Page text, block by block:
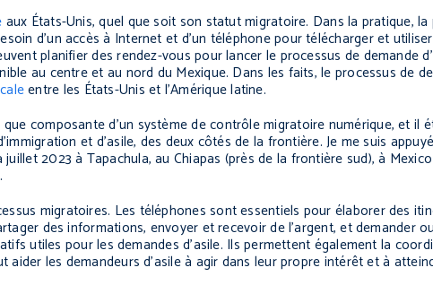
aux États-Unis, quel que soit son statut migratoire. Dans la pratique,
d’un accès à Internet et d’un téléphone pour télécharger et
planifier des rendez-vous pour lancer le processus de demande
au centre et au nord du Mexique. Dans les faits, le processus de
entre les États-Unis et l’Amérique latine.
composante d’un système de contrôle migratoire numérique, et il
et d’asile, des deux côtés de la frontière. Je me suis
2023 à Tapachula, au Chiapas (près de la frontière sud), à
migratoires. Les téléphones sont essentiels pour élaborer des
des informations, envoyer et recevoir de l’argent, et demander
utiles pour les demandes d’asile. Ils permettent également la
les demandeurs d’asile à agir dans leur propre intérêt et à